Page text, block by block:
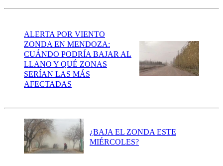
ALERTA POR VIENTO
ZONDA EN MENDOZA:
CUÁNDO PODRÍA BAJAR AL
LLANO Y QUÉ ZONAS
SERÍAN LAS MÁS
AFECTADAS
¿BAJA EL ZONDA ESTE
MIÉRCOLES?